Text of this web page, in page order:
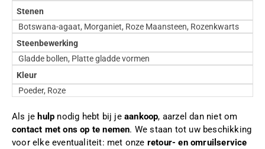
Stenen
Botswana-agaat, Morganiet, Roze Maansteen, Rozenkwarts
Steenbewerking
Gladde bollen, Platte gladde vormen
Kleur
Poeder, Roze
Als je hulp nodig hebt bij jeaankoop, aarzel dan niet om
contact met ons op te nemen. We staan tot uw beschikking
voor elke eventualiteit: met onze retour- en omruilservice